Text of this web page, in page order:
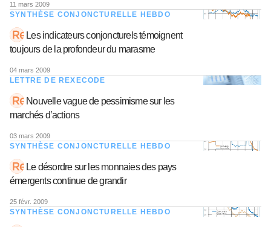
11 mars 2009
SYNTHÈSE CONJONCTURELLE HEBDO
Les indicateurs conjoncturels témoignent
toujours de la profondeur du marasme
04 mars 2009
LETTRE DE REXECODE
Nouvelle vague de pessimisme sur les
marchés d’actions
03 mars 2009
SYNTHÈSE CONJONCTURELLE HEBDO
Le désordre sur les monnaies des pays
émergents continue de grandir
25 févr. 2009
SYNTHÈSE CONJONCTURELLE HEBDO